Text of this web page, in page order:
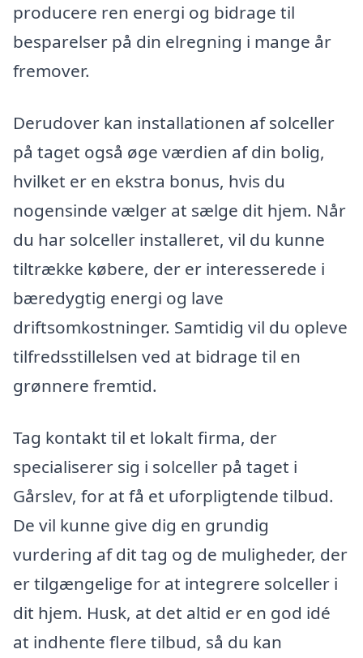
producere ren energi og bidrage til
besparelser på din elregning i mange år
fremover.
Derudover kan installationen af solceller
på taget også øge værdien af din bolig,
hvilket er en ekstra bonus, hvis du
nogensinde vælger at sælge dit hjem. Når
du har solceller installeret, vil du kunne
tiltrække købere, der er interesserede i
bæredygtig energi og lave
driftsomkostninger. Samtidig vil du opleve
tilfredsstillelsen ved at bidrage til en
grønnere fremtid.
Tag kontakt til et lokalt firma, der
specialiserer sig i solceller på taget i
Gårslev, for at få et uforpligtende tilbud.
De vil kunne give dig en grundig
vurdering af dit tag og de muligheder, der
er tilgængelige for at integrere solceller i
dit hjem. Husk, at det altid er en god idé
at indhente flere tilbud, så du kan